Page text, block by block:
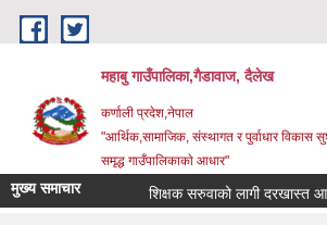
Skip to main content
महाबु गाउँपालिका,गैडावाज, दैलेख
कर्णाली प्रदेश,नेपाल
"आर्थिक,सामाजिक, संस्थागत र पुर्वाधार विकास
समृद्ध गाउँपालिकाकाे आधार"
मुख्य समाचार शिक्षक सरुवाको लागी दरखास्त